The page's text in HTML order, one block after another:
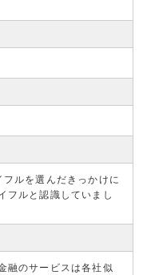
ルを選んだきっかけに
フルと認識していまし
融のサービスは各社似